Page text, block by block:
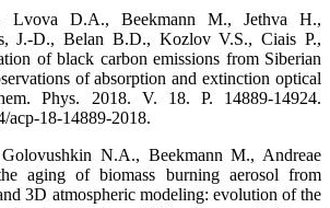
Lvova D.A., Beekmann M., Jethva H.,
J.-D., Belan B.D., Kozlov V.S., Ciais P.,
of black carbon emissions from Siberian
of absorption and extinction optical
Phys. 2018. V. 18. P. 14889-14924.
acp-18-14889-2018.
N.A., Beekmann M., Andreae
aging of biomass burning aerosol from
3D atmospheric modeling: evolution of the